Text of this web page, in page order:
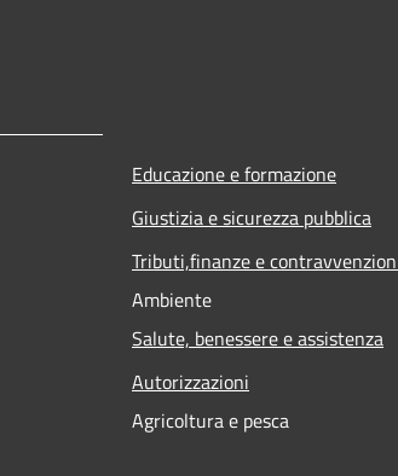
Educazione e formazione
Giustizia e sicurezza pubblica
Tributi,finanze e
Ambiente
Salute, benessere e assistenza
Autorizzazioni
Agricoltura e pesca